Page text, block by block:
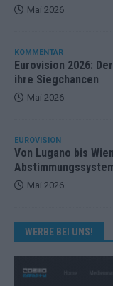
Mai 2026
KOMMENTAR
Eurovision 2026:
ihre Siegchancen
Mai 2026
EUROVISION
Von Lugano bis
Mai 2026
WERBE BEI UNS!